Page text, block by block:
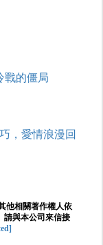
戰的僵局
，愛情浪漫回
他相關著作權人依
請與本公司來信接